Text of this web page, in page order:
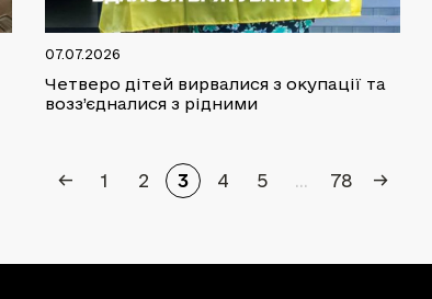
07.07.2026
Четверо дітей вирвалися з окупації та
возз’єдналися з рідними
← 1 2 3 4 5 ... 78 →